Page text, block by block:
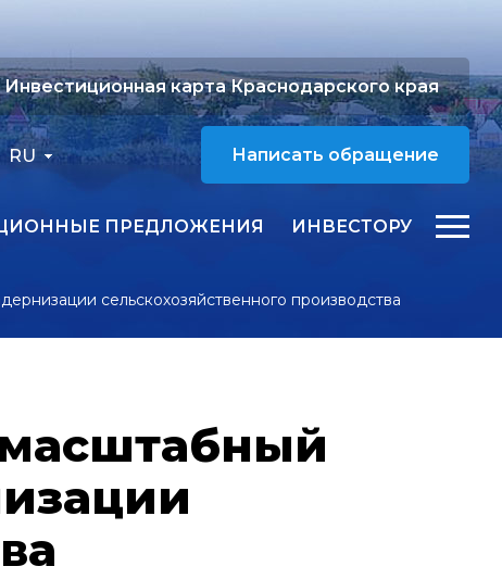
RU
Инвестиционная карта Краснодарского края
Написать обращение
ПРЕДЛОЖЕНИЯ ИНВЕСТОРУ
сельскохозяйственного производства